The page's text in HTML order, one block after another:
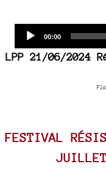
Current
00:00
LPP 21/06/2024
FESTIVAL